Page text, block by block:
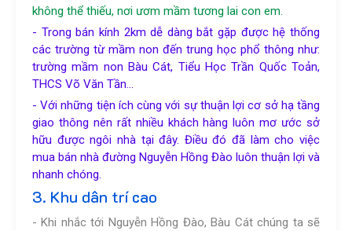
không thể thiếu, nơi ươm mầm tương lai con em.
- Trong bán kính 2km dễ dàng bắt gặp được hệ thống
các trường từ mầm non đến trung học phổ thông như:
trường mầm non Bàu Cát, Tiểu Học Trần Quốc Toản,
THCS Võ Văn Tần…
- Với những tiện ích cùng với sự thuận lợi cơ sở hạ tầng
giao thông nên rất nhiều khách hàng luôn mơ ước sở
hữu được ngôi nhà tại đây. Điều đó đã làm cho việc
mua bán nhà đường Nguyễn Hồng Đào luôn thuận lợi và
nhanh chóng.
3. Khu dân trí cao
- Khi nhắc tới Nguyễn Hồng Đào, Bàu Cát chúng ta sẽ